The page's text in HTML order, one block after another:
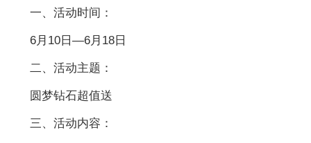
一、活动时间：
6月10日—6月18日
二、活动主题：
圆梦钻石超值送
三、活动内容：